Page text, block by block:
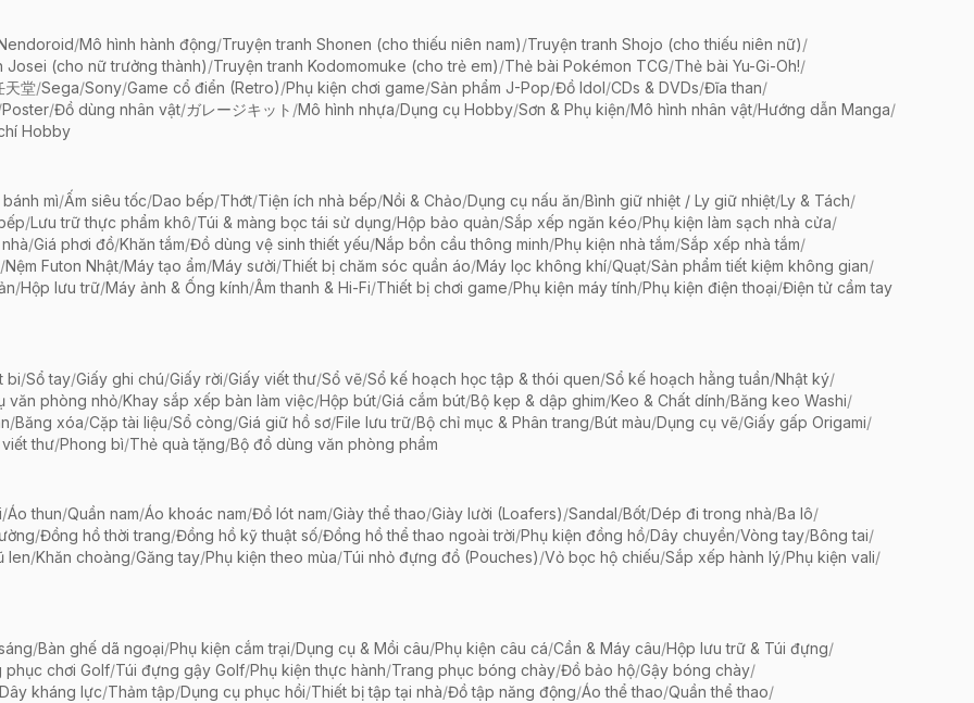
/Mô hình hành động/Truyện tranh Shonen (cho thiếu niên nam)/Truyện tranh Shojo (cho thiếu niên nữ)/
Josei (cho nữ trưởng thành)/Truyện tranh Kodomomuke (cho trẻ em)/Thẻ bài Pokémon TCG/Thẻ bài Yu-Gi-Oh!/
天堂/Sega/Sony/Game cổ điển (Retro)/Phụ kiện chơi game/Sản phẩm J-Pop/Đồ Idol/CDs & DVDs/Đĩa than/
Poster/Đồ dùng nhân vật/ガレージキット /Mô hình nhựa/Dụng cụ Hobby/Sơn & Phụ kiện/Mô hình nhân vật/Hướng dẫn Manga/
Hobby
mì/Ấm siêu tốc/Dao bếp/Thớt/Tiện ích nhà bếp/Nồi & Chảo/Dụng cụ nấu ăn/Bình giữ nhiệt / Ly giữ nhiệt/Ly & Tách/
/Lưu trữ thực phẩm khô/Túi & màng bọc tái sử dụng/Hộp bảo quản/Sắp xếp ngăn kéo/Phụ kiện làm sạch nhà cửa/
/Giá phơi đồ/Khăn tắm/Đồ dùng vệ sinh thiết yếu/Nắp bồn cầu thông minh/Phụ kiện nhà tắm/Sắp xếp nhà tắm/
/Nệm Futon Nhật/Máy tạo ẩm/Máy sưởi/Thiết bị chăm sóc quần áo/Máy lọc không khí/Quạt/Sản phẩm tiết kiệm không gian/
/Hộp lưu trữ/Máy ảnh & Ống kính/Âm thanh & Hi-Fi/Thiết bị chơi game/Phụ kiện máy tính/Phụ kiện điện thoại/Điện tử cầm tay
bi/Sổ tay/Giấy ghi chú/Giấy rời/Giấy viết thư/Sổ vẽ/Sổ kế hoạch học tập & thói quen/Sổ kế hoạch hằng tuần/Nhật ký/
văn phòng nhỏ/Khay sắp xếp bàn làm việc/Hộp bút/Giá cắm bút/Bộ kẹp & dập ghim/Keo & Chất dính/Băng keo Washi/
/Băng xóa/Cặp tài liệu/Sổ còng/Giá giữ hồ sơ/File lưu trữ/Bộ chỉ mục & Phân trang/Bút màu/Dụng cụ vẽ/Giấy gấp Origami/
thư/Phong bì/Thẻ quà tặng/Bộ đồ dùng văn phòng phẩm
/Áo thun/Quần nam/Áo khoác nam/Đồ lót nam/Giày thể thao/Giày lười (Loafers)/Sandal/Bốt/Dép đi trong nhà/Ba lô/
/Đồng hồ thời trang/Đồng hồ kỹ thuật số/Đồng hồ thể thao ngoài trời/Phụ kiện đồng hồ/Dây chuyền/Vòng tay/Bông tai/
len/Khăn choàng/Găng tay/Phụ kiện theo mùa/Túi nhỏ đựng đồ (Pouches)/Vỏ bọc hộ chiếu/Sắp xếp hành lý/Phụ kiện vali/
/Bàn ghế dã ngoại/Phụ kiện cắm trại/Dụng cụ & Mồi câu/Phụ kiện câu cá/Cần & Máy câu/Hộp lưu trữ & Túi đựng/
phục chơi Golf/Túi đựng gậy Golf/Phụ kiện thực hành/Trang phục bóng chày/Đồ bảo hộ/Gậy bóng chày/
Dây kháng lực/Thảm tập/Dụng cụ phục hồi/Thiết bị tập tại nhà/Đồ tập năng động/Áo thể thao/Quần thể thao/